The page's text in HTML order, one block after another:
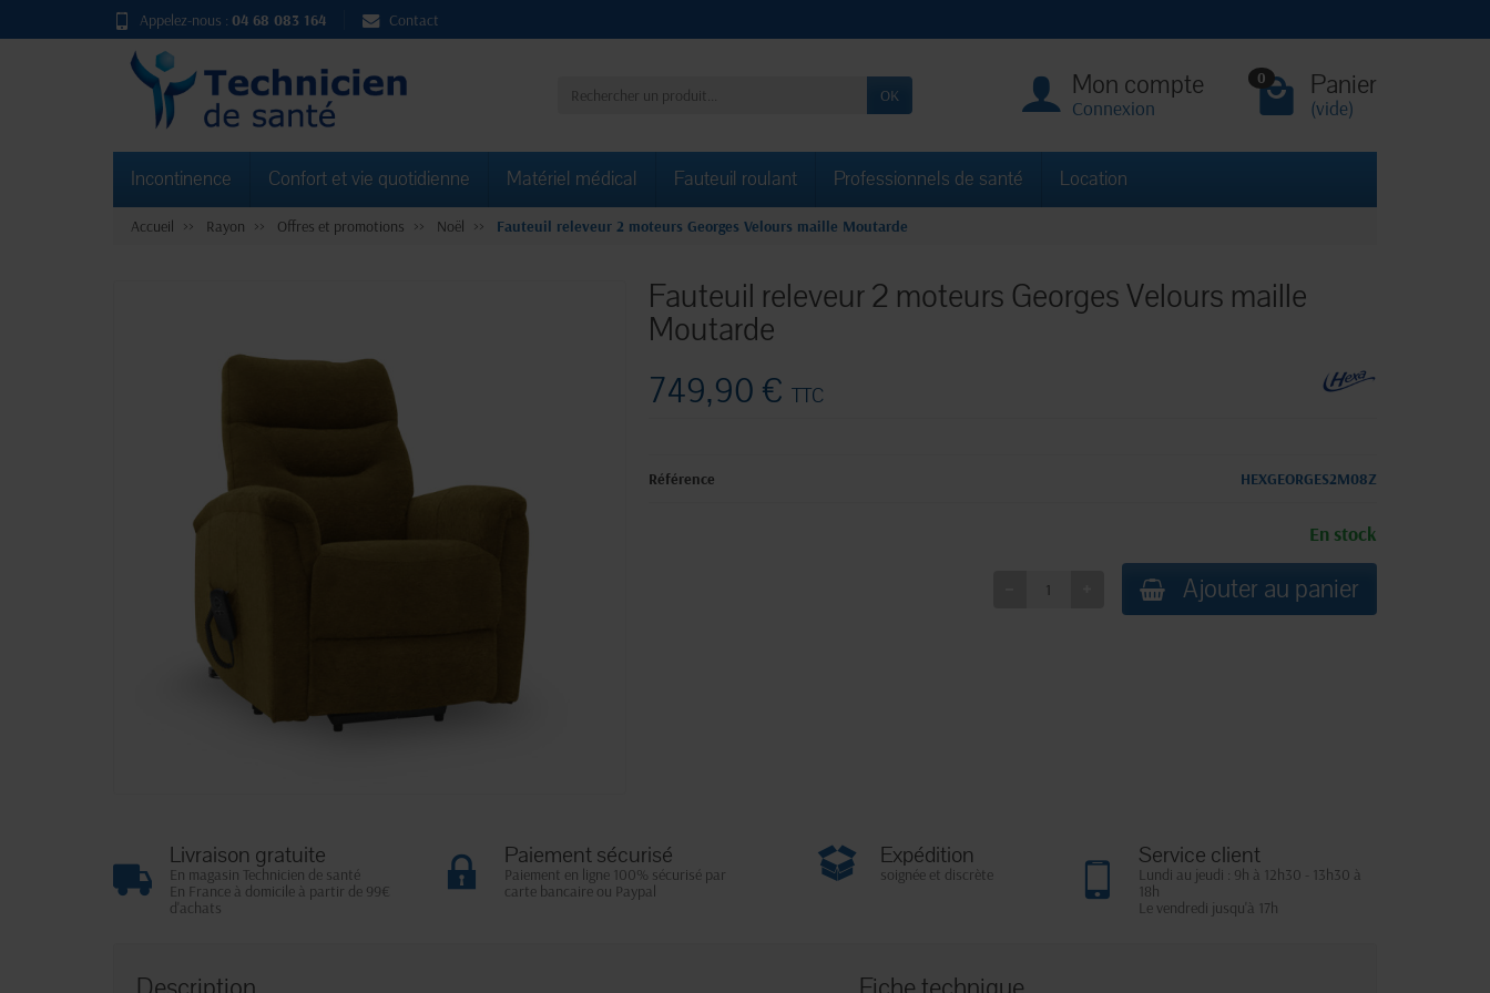
Appelez-nous : 04 68 083 164 Contact
OK Mon compte
Connexion
0 Panier
(vide)
Incontinence Confort et vie quotidienne Matériel médical Fauteuil roulant Professionnels de santé Location
Accueil Rayon Offres et promotions Noël Fauteuil releveur 2 moteurs Georges Velours maille Moutarde
Fauteuil releveur 2 moteurs Georges Velours maille
Moutarde
749,90 €TTC
Référence HEXGEORGES2M08Z
En stock
Ajouter au panier
Livraison gratuite
En magasin Technicien de santé
En France à domicile à partir de 99€
d'achats
Paiement sécurisé
Paiement en ligne 100% sécurisé par
carte bancaire ou Paypal
Expédition
soignée et discrète
Service client
Lundi au jeudi : 9h à 12h30 - 13h30 à
18h
Le vendredi jusqu'à 17h